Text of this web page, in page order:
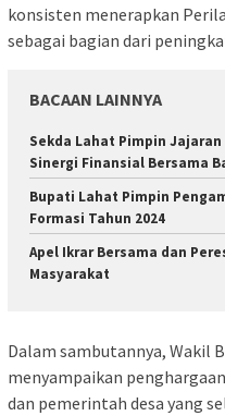
konsisten menerapkan
sebagai bagian dari
BACAAN LAINNYA
Sekda Lahat Pimpin Jajaran
Sinergi Finansial Bersama
Bupati Lahat Pimpin
Formasi Tahun 2024
Apel Ikrar Bersama dan
Masyarakat
Dalam sambutannya, Wakil
menyampaikan
dan pemerintah desa yang